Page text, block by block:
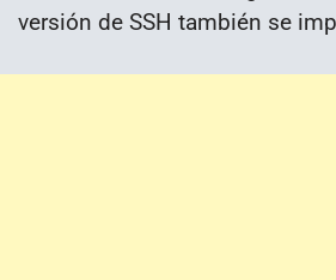
versión de SSH también se